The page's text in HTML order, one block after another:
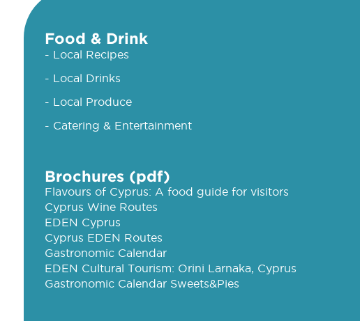
Food & Drink
- Local Recipes
- Local Drinks
- Local Produce
- Catering & Entertainment
Brochures (pdf)
Flavours of Cyprus: A food guide for visitors
Cyprus Wine Routes
EDEN Cyprus
Cyprus EDEN Routes
Gastronomic Calendar
EDEN Cultural Tourism: Orini Larnaka, Cyprus
Gastronomic Calendar Sweets&Pies